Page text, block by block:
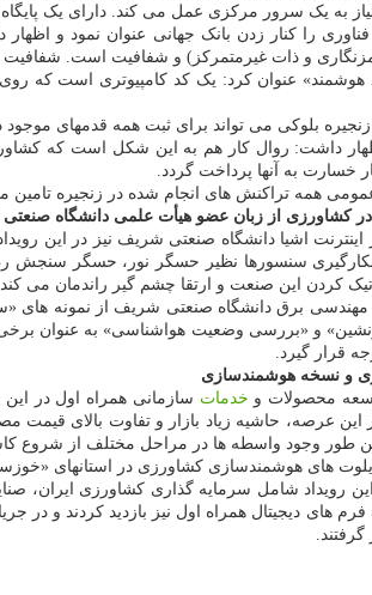
به یک سرور مرکزی عمل می کند. دارای یک
را کنار زدن بانک جهانی عنوان نمود و
و ذات غیرمتمرکز) و شفافیت است.
هوشمند» عنوان کرد: یک کد کامپیوتری است که
زنجیره بلوکی می تواند برای ثبت همه قدمهای
داشت: روال کار هم به این شکل است که
خسارت به آنها پرداخت گردد.
همه تراکنش های انجام شده در زنجیره
در کشاورزی از زبان عضو هیأت علمی دانشگاه
اینترنت اشیا دانشگاه صنعتی شریف نیز در این
کردن این صنعت و ارتقا چشم گیر راندمان می
برق دانشگاه صنعتی شریف از نمونه های
قرار گیرد.
و نسخه هوشمندسازی
محصولات و خدمات سازمانی همراه اول در
این عرصه، حاشیه زیاد بازار و تفاوت بالای
طور وجود واسطه ها در مراحل مختلف از شروع
های هوشمندسازی کشاورزی در استانهای
رویداد شامل سرمایه گذاری کشاورزی
های دیجیتال همراه اول نیز بازدید کردند و در